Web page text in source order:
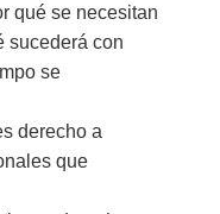
qué se necesitan
sucederá con
se
derecho a
que